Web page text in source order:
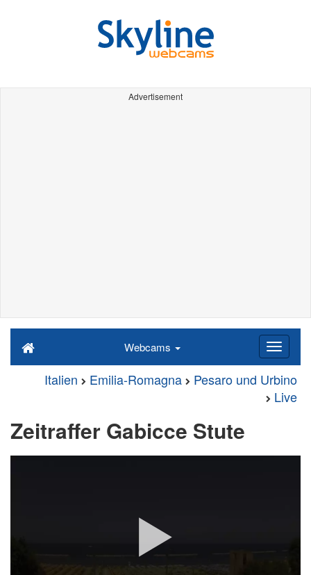
Advertisement
Webcams
Italien Emilia-Romagna
Pesaro und Urbino
Live
Zeitraffer Gabicce Stute